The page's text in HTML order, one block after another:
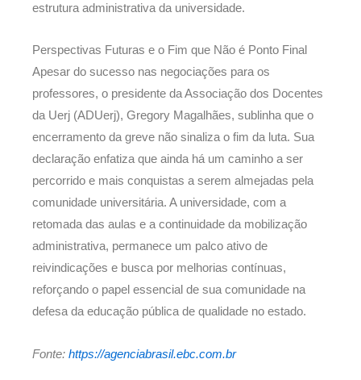
estrutura administrativa da universidade.
Perspectivas Futuras e o Fim que Não é Ponto Final
Apesar do sucesso nas negociações para os
professores, o presidente da Associação dos Docentes
da Uerj (ADUerj), Gregory Magalhães, sublinha que o
encerramento da greve não sinaliza o fim da luta. Sua
declaração enfatiza que ainda há um caminho a ser
percorrido e mais conquistas a serem almejadas pela
comunidade universitária. A universidade, com a
retomada das aulas e a continuidade da mobilização
administrativa, permanece um palco ativo de
reivindicações e busca por melhorias contínuas,
reforçando o papel essencial de sua comunidade na
defesa da educação pública de qualidade no estado.
Fonte: https://agenciabrasil.ebc.com.br